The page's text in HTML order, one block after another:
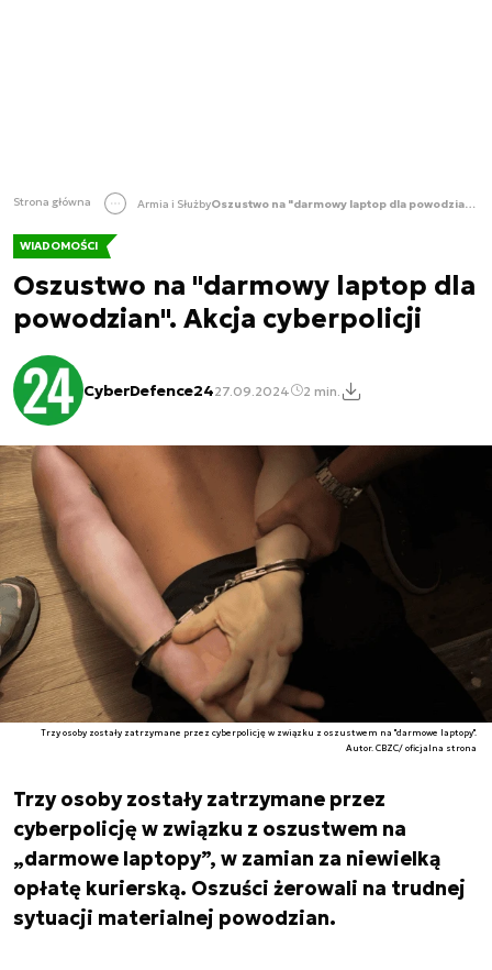
Strona główna Armia i Służby Oszustwo na "darmowy laptop dla powodzian". Akcja cyberpolicji
WIADOMOŚCI
Oszustwo na "darmowy laptop dla
powodzian". Akcja cyberpolicji
CyberDefence2427.09.2024 2 min.
Trzy osoby zostały zatrzymane przez cyberpolicję w związku z oszustwem na "darmowe laptopy".
Autor. CBZC/ oficjalna strona
Trzy osoby zostały zatrzymane przez
cyberpolicję w związku z oszustwem na
„darmowe laptopy”, w zamian za niewielką
opłatę kurierską. Oszuści żerowali na trudnej
sytuacji materialnej powodzian.